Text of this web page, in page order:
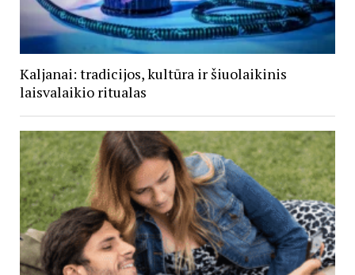
Kaljanai: tradicijos, kultūra ir šiuolaikinis
laisvalaikio ritualas